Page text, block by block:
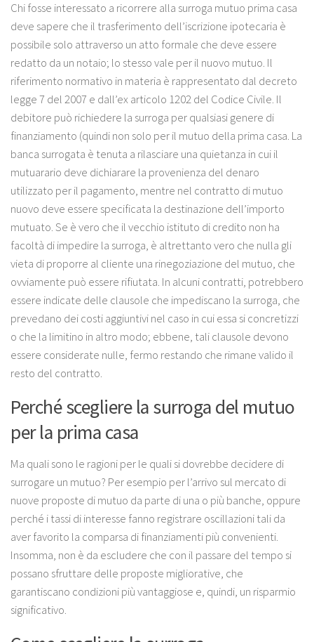
Chi fosse interessato a ricorrere alla surroga mutuo prima casa
deve sapere che il trasferimento dell’iscrizione ipotecaria è
possibile solo attraverso un atto formale che deve essere
redatto da un notaio; lo stesso vale per il nuovo mutuo. Il
riferimento normativo in materia è rappresentato dal decreto
legge 7 del 2007 e dall’ex articolo 1202 del Codice Civile. Il
debitore può richiedere la surroga per qualsiasi genere di
finanziamento (quindi non solo per il mutuo della prima casa. La
banca surrogata è tenuta a rilasciare una quietanza in cui il
mutuarario deve dichiarare la provenienza del denaro
utilizzato per il pagamento, mentre nel contratto di mutuo
nuovo deve essere specificata la destinazione dell’importo
mutuato. Se è vero che il vecchio istituto di credito non ha
facoltà di impedire la surroga, è altrettanto vero che nulla gli
vieta di proporre al cliente una rinegoziazione del mutuo, che
ovviamente può essere rifiutata. In alcuni contratti, potrebbero
essere indicate delle clausole che impediscano la surroga, che
prevedano dei costi aggiuntivi nel caso in cui essa si concretizzi
o che la limitino in altro modo; ebbene, tali clausole devono
essere considerate nulle, fermo restando che rimane valido il
resto del contratto.
Perché scegliere la surroga del mutuo
per la prima casa
Ma quali sono le ragioni per le quali si dovrebbe decidere di
surrogare un mutuo? Per esempio per l’arrivo sul mercato di
nuove proposte di mutuo da parte di una o più banche, oppure
perché i tassi di interesse fanno registrare oscillazioni tali da
aver favorito la comparsa di finanziamenti più convenienti.
Insomma, non è da escludere che con il passare del tempo si
possano sfruttare delle proposte migliorative, che
garantiscano condizioni più vantaggiose e, quindi, un risparmio
significativo.